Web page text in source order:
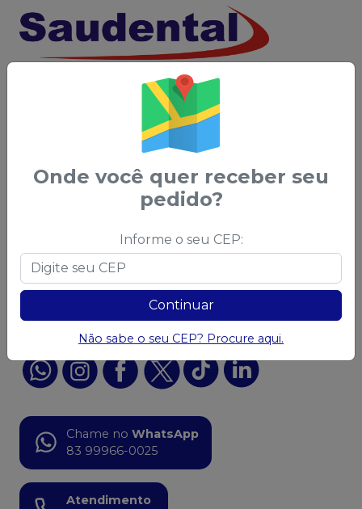
Central do Cliente
Política de Frete
Ofertas
Segurança
LGPD
Acompanhe nas
Redes Sociais
Chame no WhatsApp
83 99966-0025
Atendimento
Onde você quer receber seu
pedido?
Informe o seu CEP:
Continuar
Não sabe o seu CEP? Procure aqui.